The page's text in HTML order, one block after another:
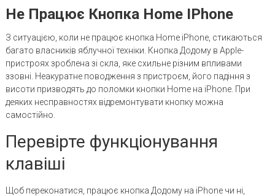
Не Працює Кнопка Home IPhone
З ситуацією, коли не працює кнопка Home iPhone, стикаються
багато власників яблучної техніки. Кнопка Додому в Apple-
пристроях зроблена зі скла, яке схильне різним впливами
ззовні. Неакуратне поводження з пристроєм, його падіння з
висоти призводять до поломки кнопки Home на iPhone. При
деяких несправностях відремонтувати кнопку можна
самостійно.
Перевірте функціонування
клавіші
Щоб переконатися, працює кнопка Додому на iPhone чи ні,